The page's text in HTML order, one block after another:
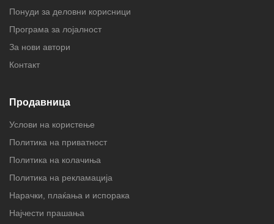
Понуди за деловни корисници
Програма за лојалност
За нови автори
Контакт
Продавница
Услови на користење
Политика на приватност
Политика на колачиња
Политика на рекламација
Нарачки, плаќања и испорака
Најчести прашања